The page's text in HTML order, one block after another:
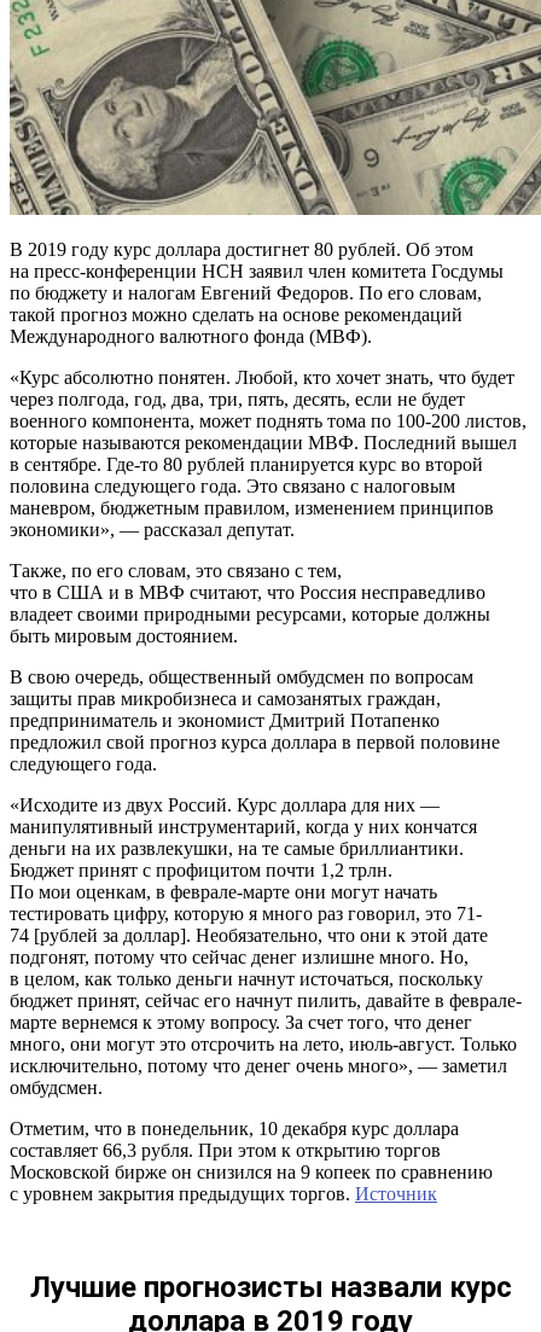
В 2019 году курс доллара достигнет 80 рублей. Об этом
на пресс-конференции НСН заявил член комитета Госдумы
по бюджету и налогам Евгений Федоров. По его словам,
такой прогноз можно сделать на основе рекомендаций
Международного валютного фонда (МВФ).
«Курс абсолютно понятен. Любой, кто хочет знать, что будет
через полгода, год, два, три, пять, десять, если не будет
военного компонента, может поднять тома по 100-200 листов,
которые называются рекомендации МВФ. Последний вышел
в сентябре. Где-то 80 рублей планируется курс во второй
половина следующего года. Это связано с налоговым
маневром, бюджетным правилом, изменением принципов
экономики», — рассказал депутат.
Также, по его словам, это связано с тем,
что в США и в МВФ считают, что Россия несправедливо
владеет своими природными ресурсами, которые должны
быть мировым достоянием.
В свою очередь, общественный омбудсмен по вопросам
защиты прав микробизнеса и самозанятых граждан,
предприниматель и экономист Дмитрий Потапенко
предложил свой прогноз курса доллара в первой половине
следующего года.
«Исходите из двух Россий. Курс доллара для них —
манипулятивный инструментарий, когда у них кончатся
деньги на их развлекушки, на те самые бриллиантики.
Бюджет принят с профицитом почти 1,2 трлн.
По мои оценкам, в феврале-марте они могут начать
тестировать цифру, которую я много раз говорил, это 71-
74 [рублей за доллар]. Необязательно, что они к этой дате
подгонят, потому что сейчас денег излишне много. Но,
в целом, как только деньги начнут источаться, поскольку
бюджет принят, сейчас его начнут пилить, давайте в феврале-
марте вернемся к этому вопросу. За счет того, что денег
много, они могут это отсрочить на лето, июль-август. Только
исключительно, потому что денег очень много», — заметил
омбудсмен.
Отметим, что в понедельник, 10 декабря курс доллара
составляет 66,3 рубля. При этом к открытию торгов
Московской бирже он снизился на 9 копеек по сравнению
с уровнем закрытия предыдущих торгов. Источник
Лучшие прогнозисты назвали курс
доллара в 2019 году